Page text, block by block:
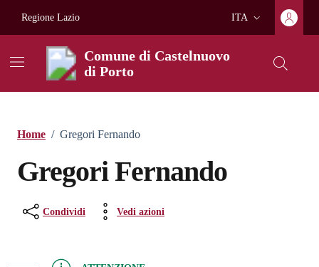
Regione Lazio
Lingua attiva:
ITA
Comune di Castelnuovo
di Porto
Home / Gregori Fernando
Gregori Fernando
Condividi Vedi azioni
ATTENZIONE